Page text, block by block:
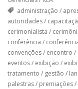
administração /
autoridades/
cerimonialista /
conferência /
convenções/ encontro /
eventos/ exibição /
tratamento / gestão /
palestras/ premiações/